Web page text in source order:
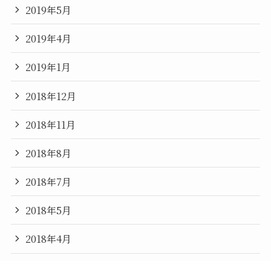
2019年5月
2019年4月
2019年1月
2018年12月
2018年11月
2018年8月
2018年7月
2018年5月
2018年4月